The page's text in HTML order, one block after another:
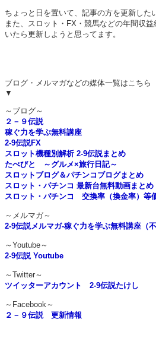
ちょっと日を置いて、記事の方を更新した
また、スロット・FX・競馬などの年間収
いたら更新しようと思ってます。
ブログ・メルマガなどの媒体一覧はこちら
▼
～ブログ～
２－９伝説
稼ぐ力を学ぶ無料講座
2-9伝説FX
スロット機種別解析 2-9伝説まとめ
たべびと ～グルメ×旅行日記～
スロットブログ＆パチンコブログまとめ
スロット・パチンコ 最新台無料動画まとめ
スロット・パチンコ 交換率（換金率）等
～メルマガ～
2-9伝説メルマガ-稼ぐ力を学ぶ無料講座（不
～Youtube～
2-9伝説 Youtube
～Twitter～
ツイッターアカウント 2-9伝説たけし
～Facebook～
２－９伝説 更新情報